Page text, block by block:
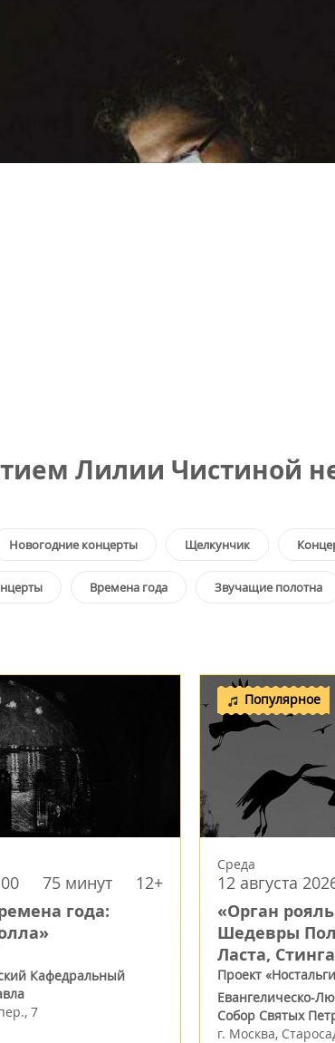
Лилии Чистиной
Новогодние концерты Щелкунчик
Времена года Звучащие полотна
75 минут 12+
года:
Кафедральный
7
Популярное
Среда
12 августа
«Орган
Шедевры
Ласта,
Проект
Евангелическо-
Собор Святых
г. Москва,